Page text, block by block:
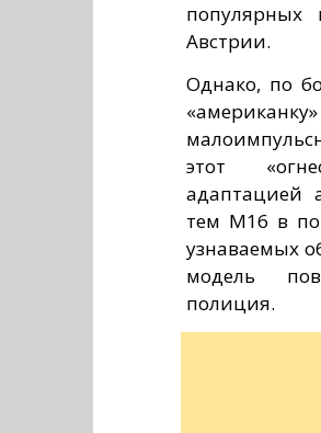
Австрии.
Однако, по
этот
адаптацией
тем M16 в
узнаваемых
модель
полиция.